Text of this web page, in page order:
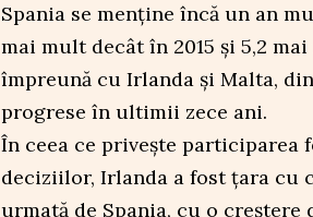
Spania se menține încă un an
mai mult decât în 2015 și 5,2
împreună cu Irlanda și Malta,
progrese în ultimii zece ani.
În ceea ce privește
deciziilor, Irlanda a fost țara cu
urmată de Spania, cu o creștere